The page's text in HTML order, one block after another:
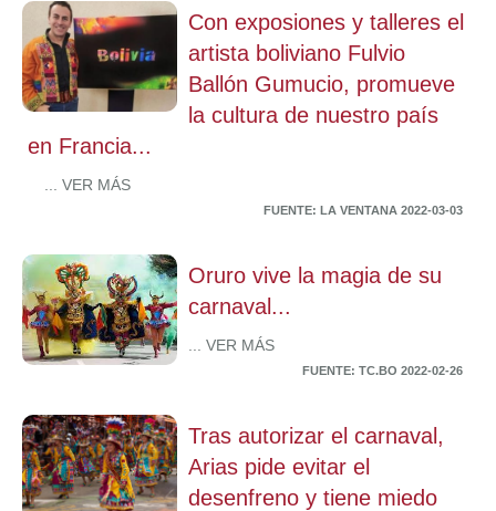
Con exposiones y talleres el
artista boliviano Fulvio
Ballón Gumucio, promueve
la cultura de nuestro país
en Francia...
... VER MÁS
FUENTE: LA VENTANA 2022-03-03
Oruro vive la magia de su
carnaval...
... VER MÁS
FUENTE: TC.BO 2022-02-26
Tras autorizar el carnaval,
Arias pide evitar el
desenfreno y tiene miedo